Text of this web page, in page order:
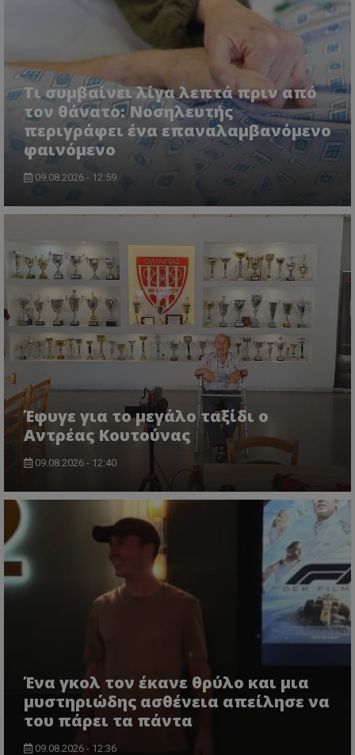
Τι συμβαίνει λίγα λεπτά πριν από
τον θάνατο: Νοσηλευτής
περιγράφει ένα επαναλαμβανόμενο
φαινόμενο
09.08.2026 - 12:59
Έφυγε για το μεγάλο ταξίδι ο
Αντρέας Κουτούνας
09.08.2026 - 12:40
Ένα γκολ τον έκανε θρύλο και μια
μυστηριώδης ασθένεια απείλησε να
του πάρει τα πάντα
09.08.2026 - 12:36